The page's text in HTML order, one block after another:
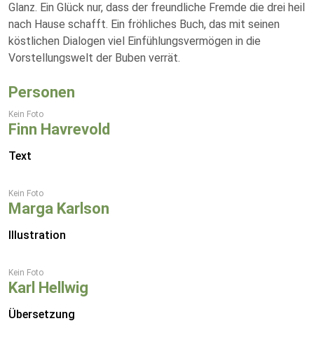
Glanz. Ein Glück nur, dass der freundliche Fremde die drei heil
nach Hause schafft. Ein fröhliches Buch, das mit seinen
köstlichen Dialogen viel Einfühlungsvermögen in die
Vorstellungswelt der Buben verrät.
Personen
Kein Foto
Finn Havrevold
Text
Kein Foto
Marga Karlson
Illustration
Kein Foto
Karl Hellwig
Übersetzung